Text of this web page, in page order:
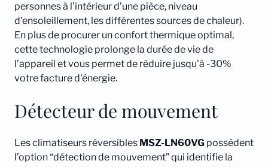
personnes à l'intérieur d’une pièce, niveau
d’ensoleillement, les différentes sources de chaleur).
En plus de procurer un confort thermique optimal,
cette technologie prolonge la durée de vie de
l’appareil et vous permet de réduire jusqu'à -30%
votre facture d'énergie.
Détecteur de mouvement
Les climatiseurs réversibles MSZ-LN60VG possèdent
l’option “détection de mouvement” qui identifie la